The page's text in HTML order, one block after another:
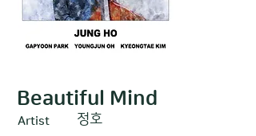
Beautiful Mind
Artist 정호